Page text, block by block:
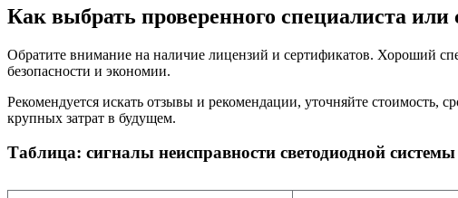
Как выбрать проверенного специалиста или
Обратите внимание на наличие лицензий и сертификатов. Хороший
безопасности и экономии.
Рекомендуется искать отзывы и рекомендации, уточняйте
крупных затрат в будущем.
Таблица: сигналы неисправности светодиодной